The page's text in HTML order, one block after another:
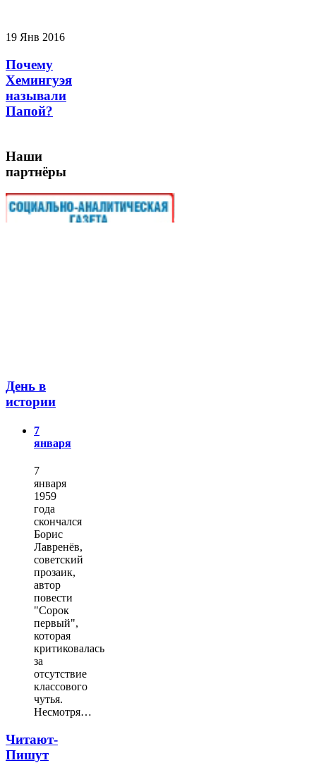
19 Янв 2016
Почему
Хемингуэя
называли
Папой?
Наши
партнёры
День в
истории
7
января
7
января
1959
года
скончался
Борис
Лавренёв,
советский
прозаик,
автор
повести
"Сорок
первый",
которая
критиковалась
за
отсутствие
классового
чутья.
Несмотря…
Читают-
Пишут